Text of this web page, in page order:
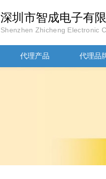
深圳市智成电子有
Shenzhen Zhicheng Electronic
代理产品 代理品